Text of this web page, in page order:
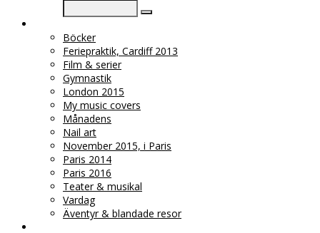
Böcker
Feriepraktik, Cardiff 2013
Film & serier
Gymnastik
London 2015
My music covers
Månadens
Nail art
November 2015, i Paris
Paris 2014
Paris 2016
Teater & musikal
Vardag
Äventyr & blandade resor